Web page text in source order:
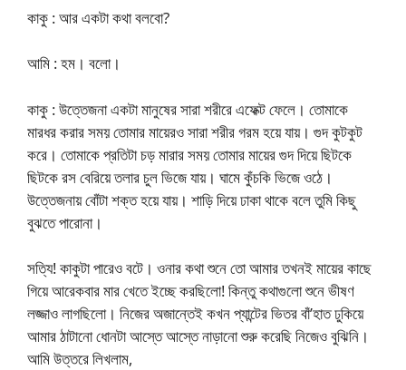
কাকু : আর একটা কথা বলবো?
আমি : হম। বলো।
কাকু : উত্তেজনা একটা মানুষের সারা শরীরে এফেক্ট ফেলে। তোমাকে
মারধর করার সময় তোমার মায়েরও সারা শরীর গরম হয়ে যায়। গুদ কুটকুট
করে। তোমাকে প্রতিটা চড় মারার সময় তোমার মায়ের গুদ দিয়ে ছিটকে
ছিটকে রস বেরিয়ে তলার চুল ভিজে যায়। ঘামে কুঁচকি ভিজে ওঠে।
উত্তেজনায় বোঁটা শক্ত হয়ে যায়। শাড়ি দিয়ে ঢাকা থাকে বলে তুমি কিছু
বুঝতে পারোনা।
সত্যি! কাকুটা পারেও বটে। ওনার কথা শুনে তো আমার তখনই মায়ের কাছে
গিয়ে আরেকবার মার খেতে ইচ্ছে করছিলো! কিন্তু কথাগুলো শুনে ভীষণ
লজ্জাও লাগছিলো। নিজের অজান্তেই কখন প্যান্টের ভিতর বাঁ’হাত ঢুকিয়ে
আমার ঠাটানো ধোনটা আস্তে আস্তে নাড়ানো শুরু করেছি নিজেও বুঝিনি।
আমি উত্তরে লিখলাম,